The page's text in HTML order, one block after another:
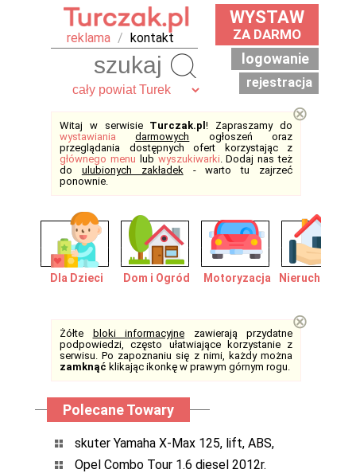
reklama / kontakt
WYSTAW
ZA DARMO
logowanie
rejestracja
Witaj w serwisie Turczak.pl! Zapraszamy do
wystawiania
darmowych ogłoszeń oraz
przeglądania dostępnych ofert korzystając z
głównego menu lub wyszukiwarki. Dodaj nas też
do ulubionych zakładek- warto tu zajrzeć
ponownie.
⊗
Dla Dzieci Dom i Ogród Motoryzacja
Żółte bloki informacyjne zawierają przydatne
podpowiedzi, często ułatwiające korzystanie z
serwisu. Po zapoznaniu się z nimi, każdy można
zamknąć klikając ikonkę w prawym górnym rogu.
⊗
Polecane Towary
skuter Yamaha X-Max 125, lift, ABS,
Opel Combo Tour 1.6 diesel 2012r.